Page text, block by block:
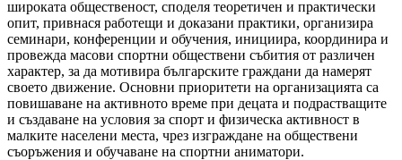
широката общественост, споделя теоретичен и практически
опит, привнася работещи и доказани практики, организира
семинари, конференции и обучения, инициира, координира и
провежда масови спортни обществени събития от различен
характер, за да мотивира българските граждани да намерят
своето движение. Основни приоритети на организацията са
повишаване на активното време при децата и подрастващите
и създаване на условия за спорт и физическа активност в
малките населени места, чрез изграждане на обществени
съоръжения и обучаване на спортни аниматори.